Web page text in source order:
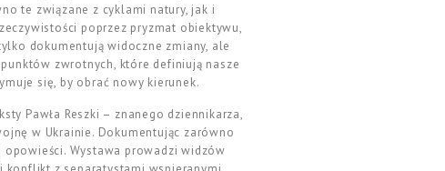
te związane z cyklami natury, jak i
poprzez pryzmat obiektywu,
dokumentują widoczne zmiany, ale
zwrotnych, które definiują nasze
się, by obrać nowy kierunek.
Pawła Reszki – znanego dziennikarza,
w Ukrainie. Dokumentując zarówno
Wystawa prowadzi widzów